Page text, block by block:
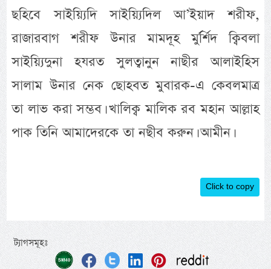
ছহিবে সাইয়্যিদি সাইয়্যিদিল আ’ইয়াদ শরীফ,
রাজারবাগ শরীফ উনার মামদূহ মুর্র্শিদ ক্বিবলা
সাইয়্যিদুনা হযরত সুলত্বানুন নাছীর আলাইহিস
সালাম উনার নেক ছোহবত মুবারক-এ কেবলমাত্র
তা লাভ করা সম্ভব। খালিক্ব মালিক রব মহান আল্লাহ
পাক তিনি আমাদেরকে তা নছীব করুন। আমীন।
Click to copy
ট্যাগসমূহঃ